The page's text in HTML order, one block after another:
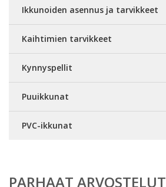
Ikkunoiden asennus ja tarvikkeet
Kaihtimien tarvikkeet
Kynnyspellit
Puuikkunat
PVC-ikkunat
PARHAAT ARVOSTELUT